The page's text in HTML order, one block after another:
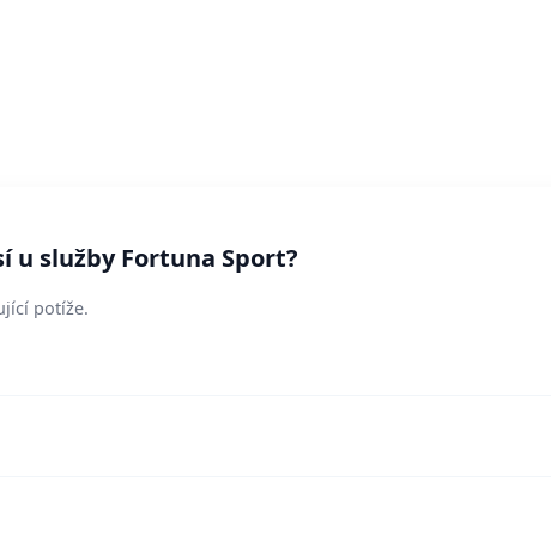
u služby Fortuna Sport?
potíže.